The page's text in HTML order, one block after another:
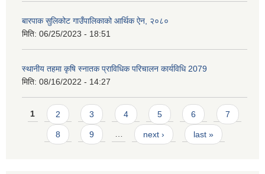
बारपाक सुलिकोट गाउँपालिकाको आर्थिक ऐन, २०८०
मिति: 06/25/2023 - 18:51
स्थानीय तहमा कृषि स्नातक प्राविधिक परिचालन कार्यविधि 2079
मिति: 08/16/2022 - 14:27
Pages
1 2 3 4 5 6 7
8 9 … next › last »